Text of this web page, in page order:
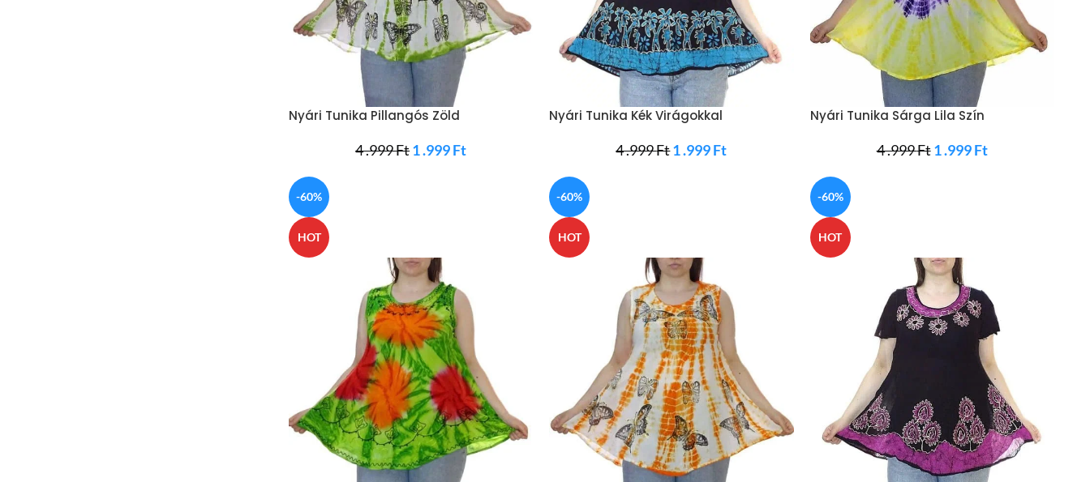
Nyári Tunika Pillangós Zöld
4 .999Ft1 .999Ft
Nyári Tunika Kék Virágokkal
4 .999Ft1 .999Ft
Nyári Tunika Sárga Lila Szín
4 .999Ft1 .999Ft
-60%
HOT
-60%
HOT
-60%
HOT